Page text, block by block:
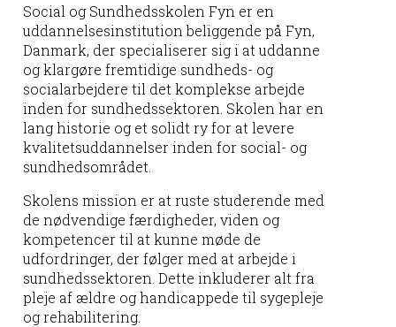
Social og Sundhedsskolen Fyn er en
uddannelsesinstitution beliggende på Fyn,
Danmark, der specialiserer sig i at uddanne
og klargøre fremtidige sundheds- og
socialarbejdere til det komplekse arbejde
inden for sundhedssektoren. Skolen har en
lang historie og et solidt ry for at levere
kvalitetsuddannelser inden for social- og
sundhedsområdet.
Skolens mission er at ruste studerende med
de nødvendige færdigheder, viden og
kompetencer til at kunne møde de
udfordringer, der følger med at arbejde i
sundhedssektoren. Dette inkluderer alt fra
pleje af ældre og handicappede til sygepleje
og rehabilitering.